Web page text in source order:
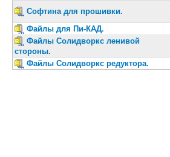
Софтина для прошивки.
Файлы для Пи-КАД.
Файлы Солидворкс ленивой
стороны.
Файлы Солидворкс редуктора.